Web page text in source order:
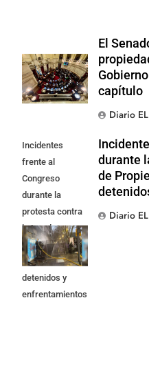
El
capítulo
Diario
Incidentes
frente al
Congreso
durante la
protesta contra
la Ley de
Propiedad
Privada: hubo
detenidos y
enfrentamientos
durante
de
Diario